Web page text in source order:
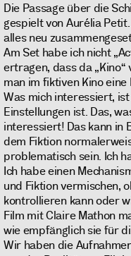
Die Passage über die
gespielt von Aurélia
alles neu
Am Set habe ich nicht
ertragen, dass da
man im fiktiven Kino
Was mich interessiert,
Einstellungen ist. Das,
interessiert! Das kann in
dem Fiktion
problematisch sein. Ich
Ich habe einen
und Fiktion vermischen,
kontrollieren kann oder
Film mit Claire Mathon
wie empfänglich sie für
Wir haben die